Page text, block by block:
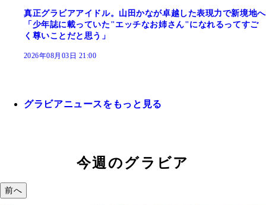
真正グラビアアイドル。山田かなが卓越した表現力で新境地へ
「少年誌に載っていた"エッチなお姉さん"になれるってすご
く尊いことだと思う」
2026年08月03日 21:00
グラビアニュースをもっと見る
今週のグラビア
前へ